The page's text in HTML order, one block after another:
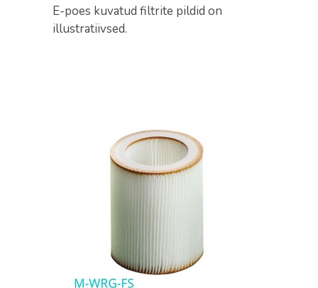
E-poes kuvatud filtrite pildid on
illustratiivsed.